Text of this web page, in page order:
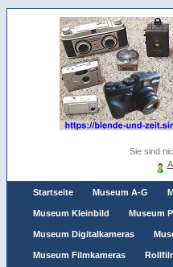
Sie sind
Startseite Museum A-G
Museum Kleinbild Museum
Museum Digitalkameras
Museum Filmkameras